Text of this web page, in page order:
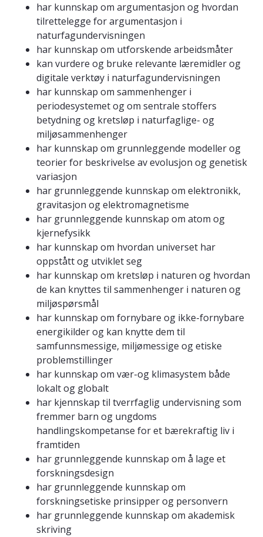
har kunnskap om argumentasjon og hvordan
tilrettelegge for argumentasjon i
naturfagundervisningen
har kunnskap om utforskende arbeidsmåter
kan vurdere og bruke relevante læremidler og
digitale verktøy i naturfagundervisningen
har kunnskap om sammenhenger i
periodesystemet og om sentrale stoffers
betydning og kretsløp i naturfaglige- og
miljøsammenhenger
har kunnskap om grunnleggende modeller og
teorier for beskrivelse av evolusjon og genetisk
variasjon
har grunnleggende kunnskap om elektronikk,
gravitasjon og elektromagnetisme
har grunnleggende kunnskap om atom og
kjernefysikk
har kunnskap om hvordan universet har
oppstått og utviklet seg
har kunnskap om kretsløp i naturen og hvordan
de kan knyttes til sammenhenger i naturen og
miljøspørsmål
har kunnskap om fornybare og ikke-fornybare
energikilder og kan knytte dem til
samfunnsmessige, miljømessige og etiske
problemstillinger
har kunnskap om vær-og klimasystem både
lokalt og globalt
har kjennskap til tverrfaglig undervisning som
fremmer barn og ungdoms
handlingskompetanse for et bærekraftig liv i
framtiden
har grunnleggende kunnskap om å lage et
forskningsdesign
har grunnleggende kunnskap om
forskningsetiske prinsipper og personvern
har grunnleggende kunnskap om akademisk
skriving